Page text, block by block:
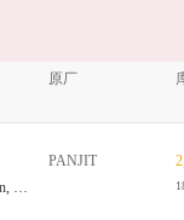
原厂
Zener Diode, 27V V(Z), 5%, 1W, Silicon, Unidirectional, DO-214AC
PANJIT